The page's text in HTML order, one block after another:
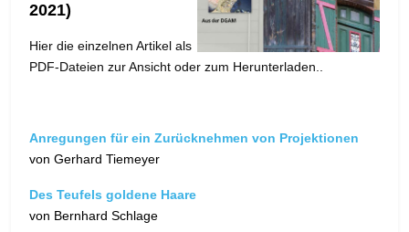
2021)
Hier die einzelnen Artikel als
PDF-Dateien zur Ansicht oder zum Herunterladen..
Anregungen für ein Zurücknehmen von Projektionen
von Gerhard Tiemeyer
Des Teufels goldene Haare
von Bernhard Schlage